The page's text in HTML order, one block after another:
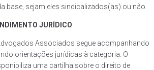
base, sejam eles sindicalizados(as) ou não.
JURÍDICO
Associados segue acompanhando
orientações jurídicas à categoria. O
uma cartilha sobre o direito de